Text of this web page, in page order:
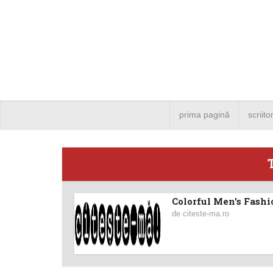
prima pagină
Colorful Men’s
de citeste-ma.ro